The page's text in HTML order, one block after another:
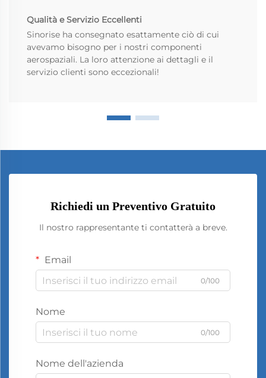
Qualità e Servizio Eccellenti
Sinorise ha consegnato esattamente ciò di cui
avevamo bisogno per i nostri componenti
aerospaziali. La loro attenzione ai dettagli e il
servizio clienti sono eccezionali!
Richiedi un Preventivo Gratuito
Il nostro rappresentante ti contatterà a breve.
Email
0/100
Nome
0/100
Nome dell'azienda